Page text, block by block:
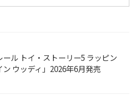
ール トイ・ストーリー5 ラッピン
ン ウッディ」2026年6月発売